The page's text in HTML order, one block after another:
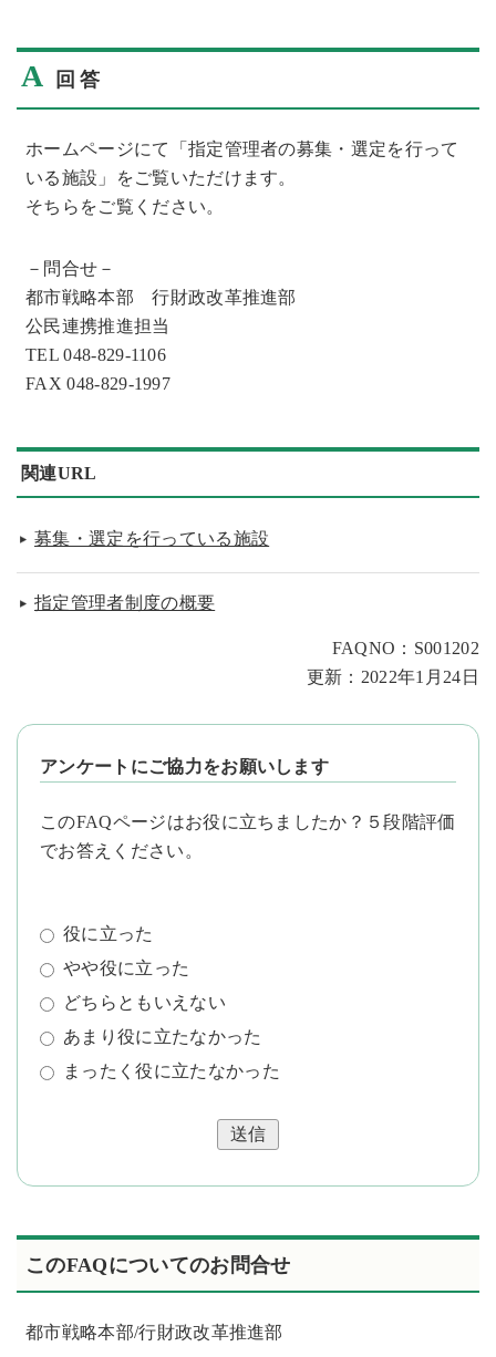
A 回答
ホームページにて「指定管理者の募集・選定を行って
いる施設」をご覧いただけます。
そちらをご覧ください。
－問合せ－
都市戦略本部 行財政改革推進部
公民連携推進担当
TEL 048-829-1106
FAX 048-829-1997
関連URL
募集・選定を行っている施設
指定管理者制度の概要
FAQNO：S001202
更新：2022年1月24日
アンケートにご協力をお願いします
このFAQページはお役に立ちましたか？５段階評価
でお答えください。
役に立った
やや役に立った
どちらともいえない
あまり役に立たなかった
まったく役に立たなかった
送信
このFAQについてのお問合せ
都市戦略本部/行財政改革推進部